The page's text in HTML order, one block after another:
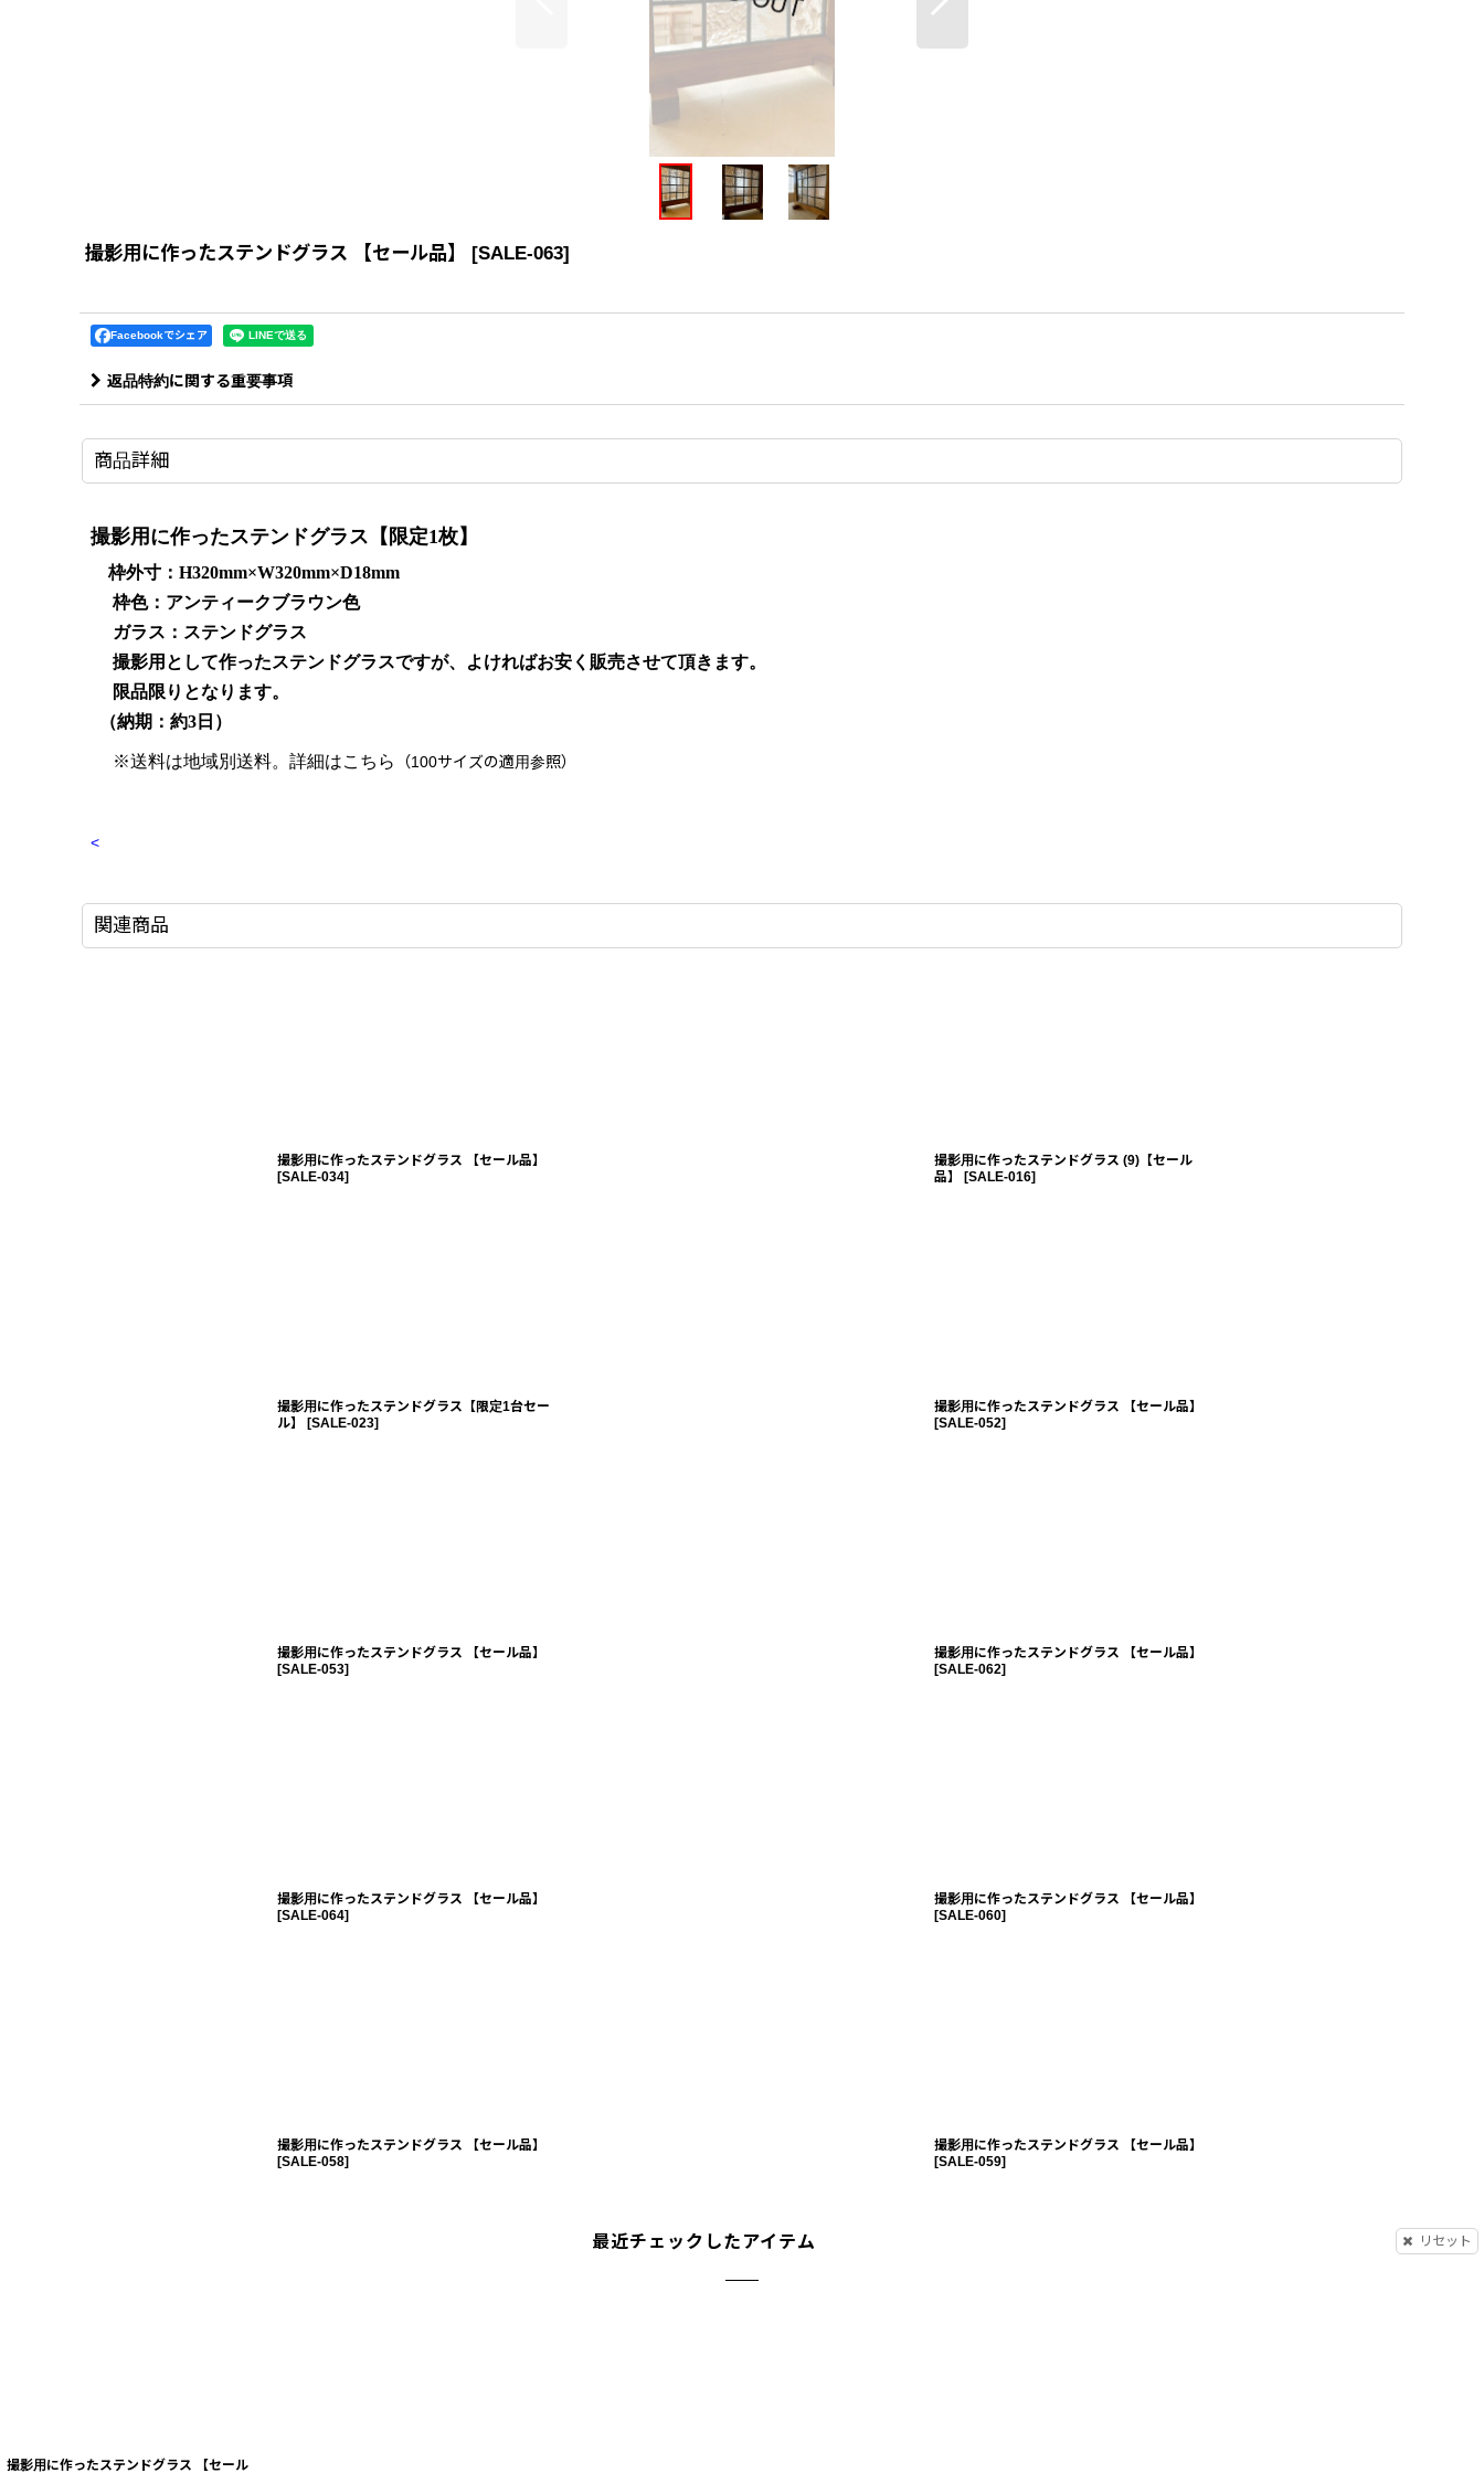
撮影用に作ったステンドグラス 【セール品】 [SALE-063]
Facebookでシェア
返品特約に関する重要事項
商品詳細
撮影用に作ったステンドグラス【限定1枚】
枠外寸：H320mm×W320mm×D18mm
枠色：アンティークブラウン色
ガラス：ステンドグラス
撮影用 として作ったステンドグラスですが、よければお安く販売させて頂きます。
限品限りとなります。
（納期：約3日）
※送料は地域別送料。詳細はこちら （100サイズの適用参照）
<
関連商品
撮影用に作ったステンドグラス 【セール品】
[SALE-034]
撮影用に作ったステンドグラス (9)【セール
品】
[SALE-016]
撮影用に作ったステンドグラス【限定1台セー
ル】
[SALE-023]
撮影用に作ったステンドグラス 【セール品】
[SALE-052]
撮影用に作ったステンドグラス 【セール品】
[SALE-053]
撮影用に作ったステンドグラス 【セール品】
[SALE-062]
撮影用に作ったステンドグラス 【セール品】
[SALE-064]
撮影用に作ったステンドグラス 【セール品】
[SALE-060]
撮影用に作ったステンドグラス 【セール品】
[SALE-058]
撮影用に作ったステンドグラス 【セール品】
[SALE-059]
最近チェックしたアイテム リセット
撮影用に作ったステンドグラス 【セール